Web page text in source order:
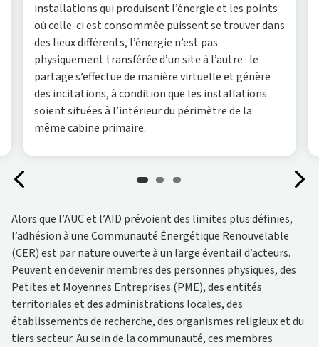
installations qui produisent l’énergie et les points
où celle-ci est consommée puissent se trouver dans
des lieux différents, l’énergie n’est pas
physiquement transférée d’un site à l’autre : le
partage s’effectue de manière virtuelle et génère
des incitations, à condition que les installations
soient situées à l’intérieur du périmètre de la
même cabine primaire.
Alors que l’AUC et l’AID prévoient des limites plus définies,
l’adhésion à une Communauté Énergétique Renouvelable
(CER) est par nature ouverte à un large éventail d’acteurs.
Peuvent en devenir membres des personnes physiques, des
Petites et Moyennes Entreprises (PME), des entités
territoriales et des administrations locales, des
établissements de recherche, des organismes religieux et du
tiers secteur. Au sein de la communauté, ces membres